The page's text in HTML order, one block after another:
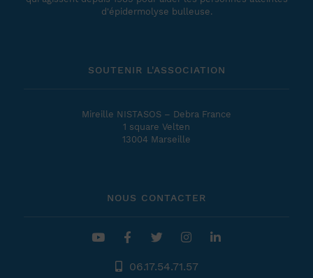
d'épidermolyse bulleuse.
SOUTENIR L'ASSOCIATION
Mireille NISTASOS – Debra France
1 square Velten
13004 Marseille
NOUS CONTACTER
06.17.54.71.57